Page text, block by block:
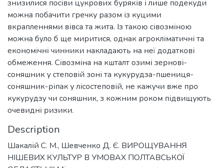
знизилися посіви цукрових буряків і лише подекуди
можна побачити гречку разом із куцими
вкрапленнями вівса та жита. Із такою сівозміною
можна було б ще миритися, однак агрокліматичні та
економічні чинники накладають на неї додаткові
обмеження. Сівозміна на кшталт озимі зернові-
соняшник у степовій зоні та кукурудза-пшениця-
соняшник-ріпак у лісостеповій, не кажучи вже про
кукурудзу чи соняшник, з кожним роком підвищують
очевидні ризики.
Description
Шакалій С. М., Шевченко Д. Є. ВИРОЩУВАННЯ
НІШЕВИХ КУЛЬТУР В УМОВАХ ПОЛТАВСЬКОЇ